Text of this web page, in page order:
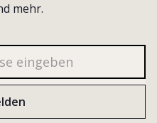
mehr.